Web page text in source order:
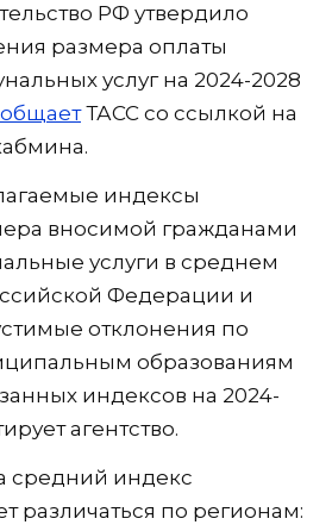
РФ утвердило
размера оплаты
услуг на 2024-2028
ТАСС со ссылкой на
индексы
вносимой гражданами
услуги в среднем
Федерации и
отклонения по
образованиям
индексов на 2024-
агентство.
средний индекс
различаться по регионам: